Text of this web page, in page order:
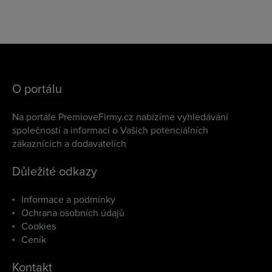
O portálu
Na portále PremioveFirmy.cz nabízíme vyhledávání
společností a informací o Vašich potenciálních
zákaznících a dodavatelích
Důležité odkazy
Informace a podmínky
Ochrana osobních údajů
Cookies
Ceník
Kontakt